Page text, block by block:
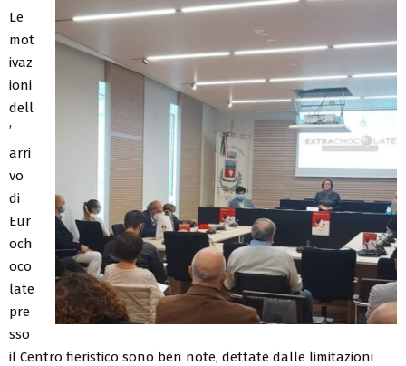
Le
mot
ivaz
ioni
dell
’
arri
vo
di
Eur
och
oco
late
pre
sso
il Centro fieristico sono ben note, dettate dalle limitazioni